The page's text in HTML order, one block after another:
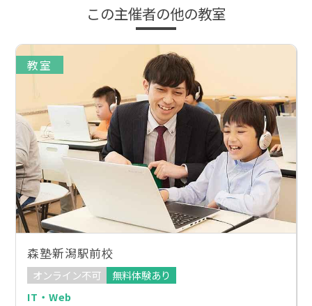
この主催者の他の教室
教室
森塾新潟駅前校
オンライン不可
無料体験あり
IT・Web